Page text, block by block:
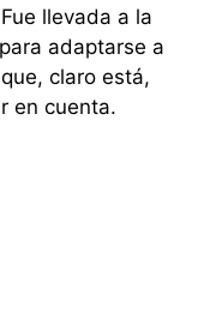
llevada a la
adaptarse a
claro está,
en cuenta.